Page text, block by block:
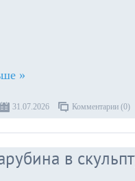
»
31.07.2026 Комментарии (0)
в